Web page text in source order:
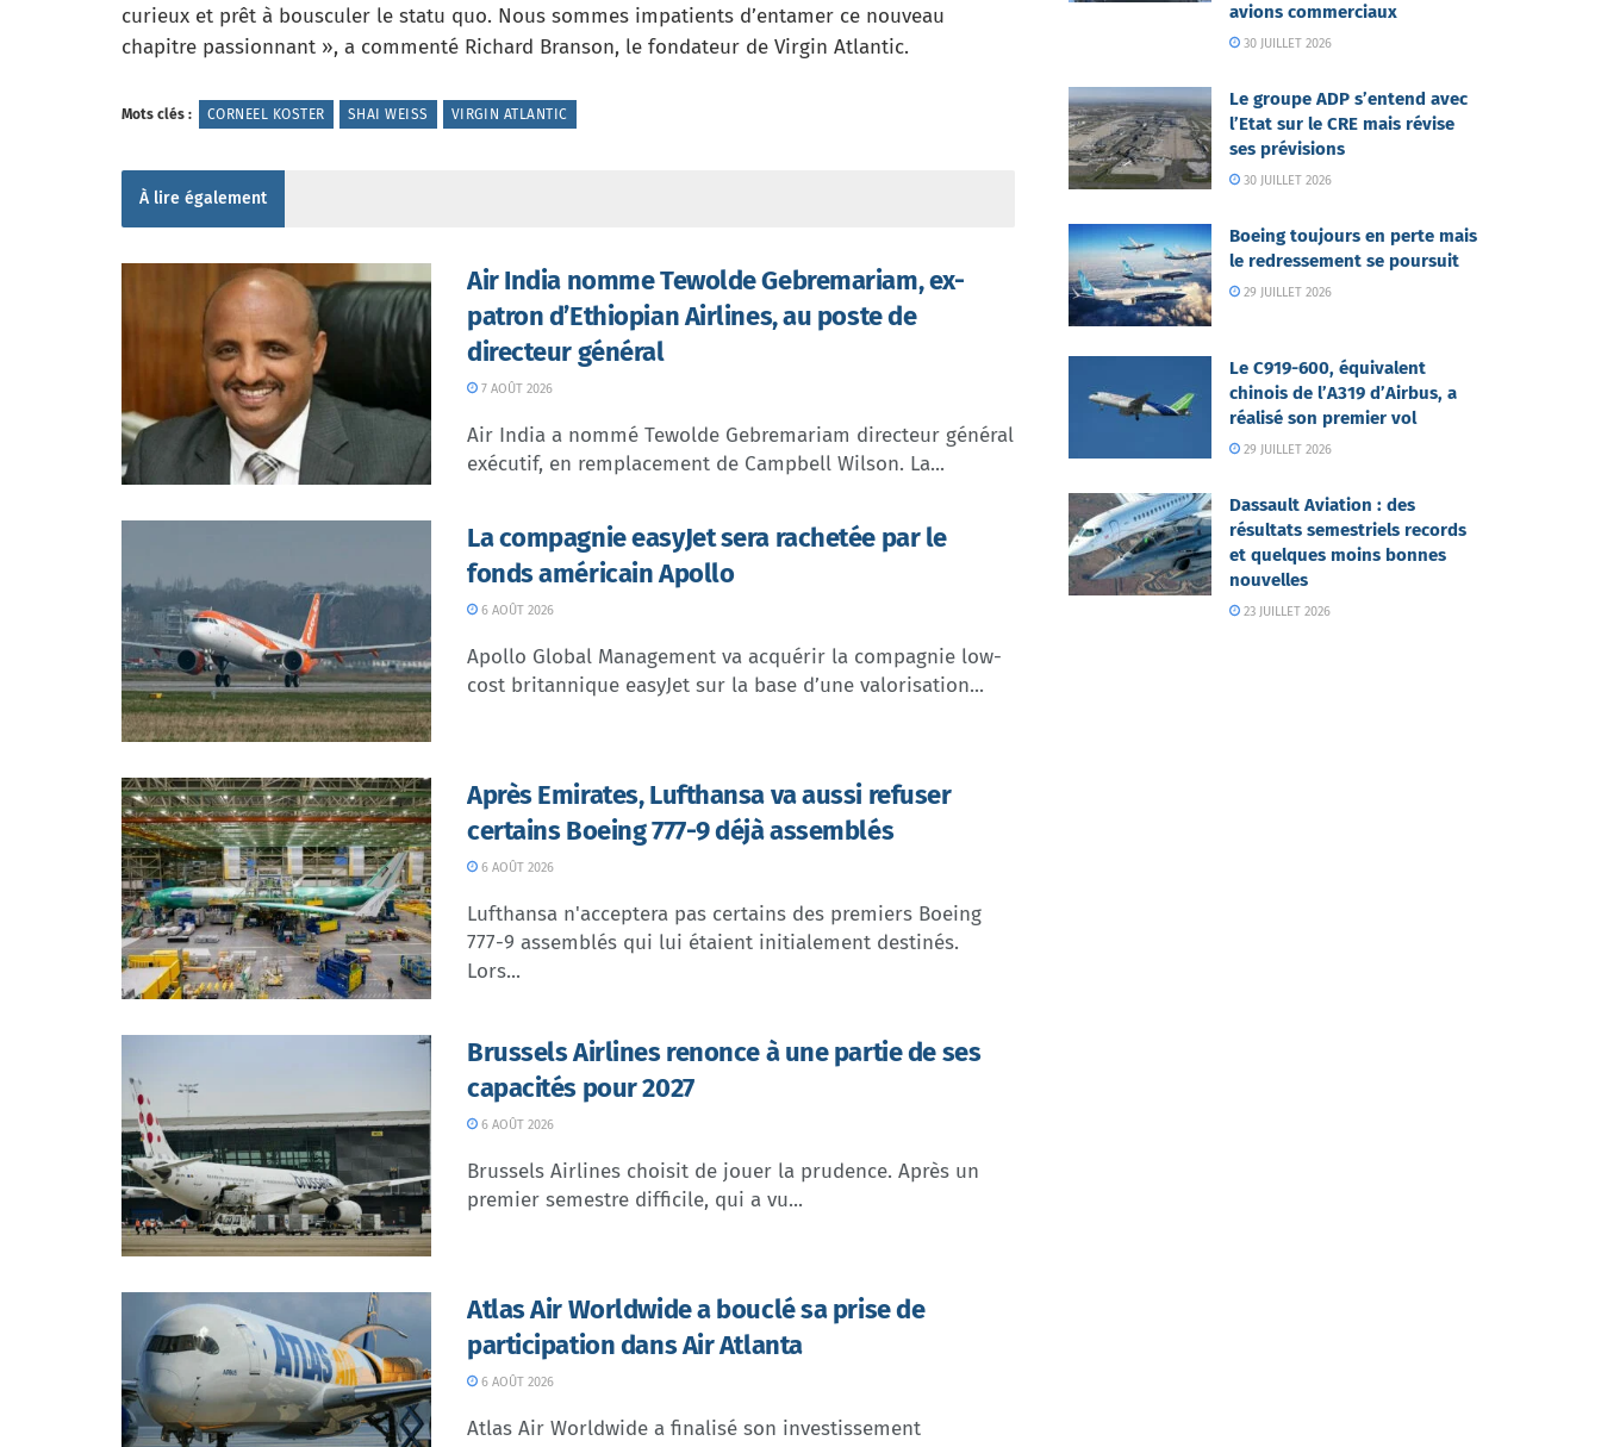
curieux et prêt à bousculer le statu quo. Nous sommes impatients d’entamer ce nouveau
chapitre passionnant », a commenté Richard Branson, le fondateur de Virgin Atlantic.
Mots clés : CORNEEL KOSTER SHAI WEISS VIRGIN ATLANTIC
À lire également
Air India nomme Tewolde Gebremariam, ex-
patron d’Ethiopian Airlines, au poste de
directeur général
7 AOÛT 2026
Air India a nommé Tewolde Gebremariam directeur général
exécutif, en remplacement de Campbell Wilson. La...
La compagnie easyJet sera rachetée par le
fonds américain Apollo
6 AOÛT 2026
Apollo Global Management va acquérir la compagnie low-
cost britannique easyJet sur la base d’une valorisation...
Après Emirates, Lufthansa va aussi refuser
certains Boeing 777-9 déjà assemblés
6 AOÛT 2026
Lufthansa n'acceptera pas certains des premiers Boeing
777-9 assemblés qui lui étaient initialement destinés.
Lors...
Brussels Airlines renonce à une partie de ses
capacités pour 2027
6 AOÛT 2026
Brussels Airlines choisit de jouer la prudence. Après un
premier semestre difficile, qui a vu...
Atlas Air Worldwide a bouclé sa prise de
participation dans Air Atlanta
6 AOÛT 2026
Atlas Air Worldwide a finalisé son investissement
avions commerciaux
30 JUILLET 2026
Le groupe ADP s’entend avec
l’Etat sur le CRE mais révise
ses prévisions
30 JUILLET 2026
Boeing toujours en perte mais
le redressement se poursuit
29 JUILLET 2026
Le C919-600, équivalent
chinois de l’A319 d’Airbus, a
réalisé son premier vol
29 JUILLET 2026
Dassault Aviation : des
résultats semestriels records
et quelques moins bonnes
nouvelles
23 JUILLET 2026